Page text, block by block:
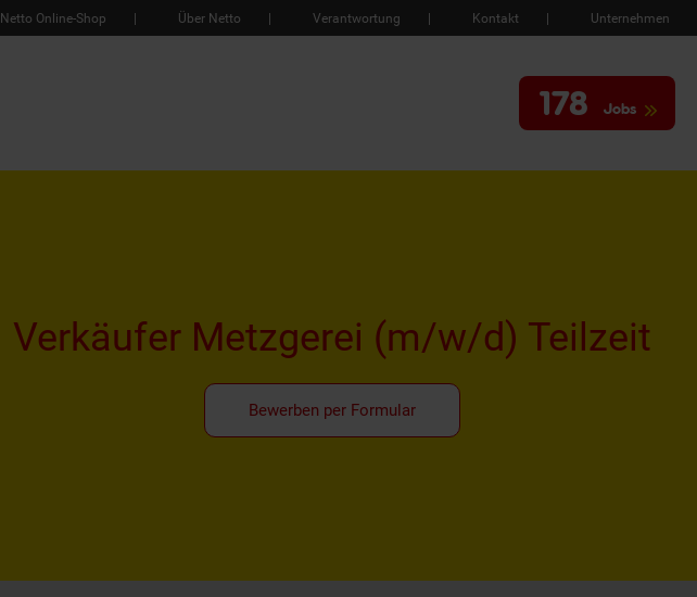
Netto Online-Shop Über Netto Verantwortung Kontakt Unternehmen
178 Jobs
Verkäufer Metzgerei (m/w/d) Teilzeit
Bewerben per Formular